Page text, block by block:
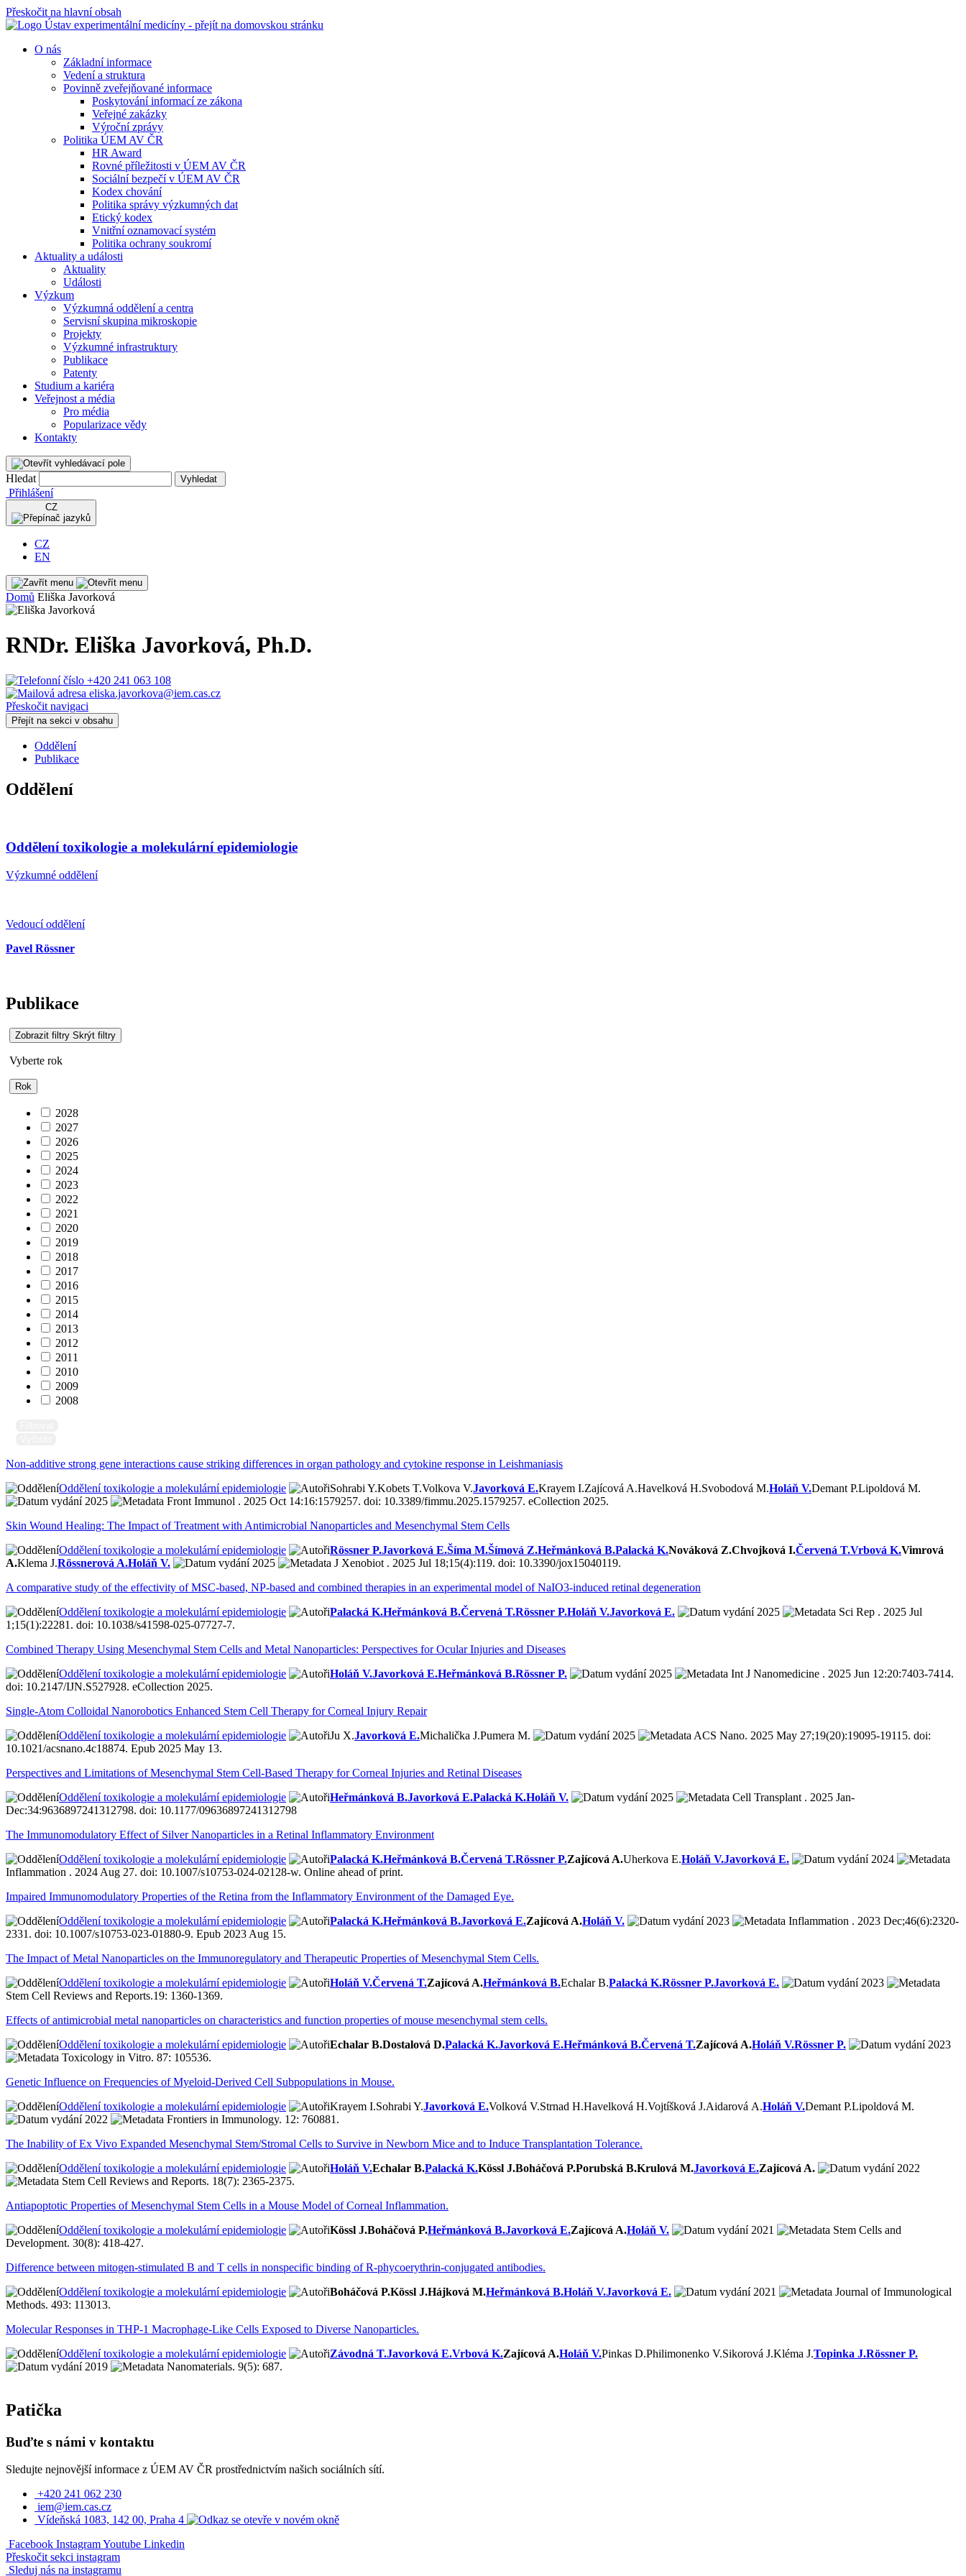
Přeskočit na hlavní obsah
O nás
Základní informace
Vedení a struktura
Povinně zveřejňované informace
Poskytování informací ze zákona
Veřejné zakázky
Výroční zprávy
Politika ÚEM AV ČR
HR Award
Rovné příležitosti v ÚEM AV ČR
Sociální bezpečí v ÚEM AV ČR
Kodex chování
Politika správy výzkumných dat
Etický kodex
Vnitřní oznamovací systém
Politika ochrany soukromí
Aktuality a události
Aktuality
Události
Výzkum
Výzkumná oddělení a centra
Servisní skupina mikroskopie
Projekty
Výzkumné infrastruktury
Publikace
Patenty
Studium a kariéra
Veřejnost a média
Pro média
Popularizace vědy
Kontakty
Hledat Vyhledat
Přihlášení
CZ
CZ
EN
Domů Eliška Javorková
RNDr. Eliška Javorková, Ph.D.
+420 241 063 108
eliska.javorkova@iem.cas.cz
Přeskočit navigaci
Přejít na sekci v obsahu
Oddělení
Publikace
Oddělení
Oddělení toxikologie a molekulární epidemiologie
Výzkumné oddělení
Vedoucí oddělení
Pavel Rössner
Publikace
Zobrazit filtry Skrýt filtry
Vyberte rok
Rok
2028
2027
2026
2025
2024
2023
2022
2021
2020
2019
2018
2017
2016
2015
2014
2013
2012
2011
2010
2009
2008
Non-additive strong gene interactions cause striking differences in organ pathology and cytokine response in Leishmaniasis
Oddělení toxikologie a molekulární epidemiologie
Sohrabi Y.Kobets T.Volkova V.Javorková E.Krayem I.Zajícová A.Havelková H.Svobodová M.Holáň V.Demant P.Lipoldová M.
2025
Front Immunol . 2025 Oct 14:16:1579257. doi: 10.3389/fimmu.2025.1579257. eCollection 2025.
Skin Wound Healing: The Impact of Treatment with Antimicrobial Nanoparticles and Mesenchymal Stem Cells
Oddělení toxikologie a molekulární epidemiologie
Rössner P.Javorková E.Šíma M.Šímová Z.Heřmánková B.Palacká K.Nováková Z.Chvojková I.Červená T.Vrbová K.Vimrová
A.Klema J.Rössnerová A.Holáň V. 2025
J Xenobiot . 2025 Jul 18;15(4):119. doi: 10.3390/jox15040119.
A comparative study of the effectivity of MSC-based, NP-based and combined therapies in an experimental model of NaIO3-induced retinal degeneration
Oddělení toxikologie a molekulární epidemiologie
Palacká K.Heřmánková B.Červená T.Rössner P.Holáň V.Javorková E. 2025
Sci Rep . 2025 Jul
1;15(1):22281. doi: 10.1038/s41598-025-07727-7.
Combined Therapy Using Mesenchymal Stem Cells and Metal Nanoparticles: Perspectives for Ocular Injuries and Diseases
Oddělení toxikologie a molekulární epidemiologie
Holáň V.Javorková E.Heřmánková B.Rössner P. 2025
Int J Nanomedicine . 2025 Jun 12:20:7403-7414.
doi: 10.2147/IJN.S527928. eCollection 2025.
Single-Atom Colloidal Nanorobotics Enhanced Stem Cell Therapy for Corneal Injury Repair
Oddělení toxikologie a molekulární epidemiologie
Ju X.Javorková E.Michalička J.Pumera M. 2025
ACS Nano. 2025 May 27;19(20):19095-19115. doi:
10.1021/acsnano.4c18874. Epub 2025 May 13.
Perspectives and Limitations of Mesenchymal Stem Cell-Based Therapy for Corneal Injuries and Retinal Diseases
Oddělení toxikologie a molekulární epidemiologie
Heřmánková B.Javorková E.Palacká K.Holáň V. 2025
Cell Transplant . 2025 Jan-
Dec:34:9636897241312798. doi: 10.1177/09636897241312798
The Immunomodulatory Effect of Silver Nanoparticles in a Retinal Inflammatory Environment
Oddělení toxikologie a molekulární epidemiologie
Palacká K.Heřmánková B.Červená T.Rössner P.Zajícová A.Uherkova E.Holáň V.Javorková E.
2024
Inflammation . 2024 Aug 27. doi: 10.1007/s10753-024-02128-w. Online ahead of print.
Impaired Immunomodulatory Properties of the Retina from the Inflammatory Environment of the Damaged Eye.
Oddělení toxikologie a molekulární epidemiologie
Palacká K.Heřmánková B.Javorková E.Zajícová A.Holáň V. 2023
Inflammation . 2023 Dec;46(6):2320-
2331. doi: 10.1007/s10753-023-01880-9. Epub 2023 Aug 15.
The Impact of Metal Nanoparticles on the Immunoregulatory and Therapeutic Properties of Mesenchymal Stem Cells.
Oddělení toxikologie a molekulární epidemiologie
Holáň V.Červená T.Zajícová A.Heřmánková B.Echalar B.Palacká K.Rössner P.Javorková E.
2023
Stem Cell Reviews and Reports.19: 1360-1369.
Effects of antimicrobial metal nanoparticles on characteristics and function properties of mouse mesenchymal stem cells.
Oddělení toxikologie a molekulární epidemiologie
Echalar B.Dostalová D.Palacká K.Javorková E.Heřmánková B.Červená T.Zajícová A.Holáň V.Rössner P.
2023
Toxicology in Vitro. 87: 105536.
Genetic Influence on Frequencies of Myeloid-Derived Cell Subpopulations in Mouse.
Oddělení toxikologie a molekulární epidemiologie
Krayem I.Sohrabi Y.Javorková E.Volková V.Strnad H.Havelková H.Vojtíšková J.Aidarová A.Holáň V.Demant P.Lipoldová M.
2022
Frontiers in Immunology. 12: 760881.
The Inability of Ex Vivo Expanded Mesenchymal Stem/Stromal Cells to Survive in Newborn Mice and to Induce Transplantation Tolerance.
Oddělení toxikologie a molekulární epidemiologie
Holáň V.Echalar B.Palacká K.Kössl J.Boháčová P.Porubská B.Krulová M.Javorková E.Zajícová A.
2022
Stem Cell Reviews and Reports. 18(7): 2365-2375.
Antiapoptotic Properties of Mesenchymal Stem Cells in a Mouse Model of Corneal Inflammation.
Oddělení toxikologie a molekulární epidemiologie
Kössl J.Boháčová P.Heřmánková B.Javorková E.Zajícová A.Holáň V. 2021
Stem Cells and
Development. 30(8): 418-427.
Difference between mitogen-stimulated B and T cells in nonspecific binding of R-phycoerythrin-conjugated antibodies.
Oddělení toxikologie a molekulární epidemiologie
Boháčová P.Kössl J.Hájková M.Heřmánková B.Holáň V.Javorková E. 2021
Journal of Immunological
Methods. 493: 113013.
Molecular Responses in THP-1 Macrophage-Like Cells Exposed to Diverse Nanoparticles.
Oddělení toxikologie a molekulární epidemiologie
Závodná T.Javorková E.Vrbová K.Zajícová A.Holáň V.Pinkas D.Philimonenko V.Sikorová J.Kléma J.Topinka J.Rössner P.
2019
Nanomaterials. 9(5): 687.
Patička
Buďte s námi v kontaktu
Sledujte nejnovější informace z ÚEM AV ČR prostřednictvím našich sociálních sítí.
+420 241 062 230
iem@iem.cas.cz
Vídeňská 1083, 142 00, Praha 4
Facebook InstagramYoutube Linkedin
Přeskočit sekci instagram
Sleduj nás na instagramu